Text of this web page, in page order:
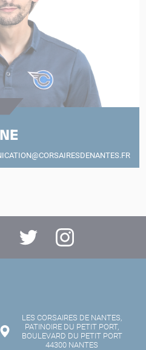
LES CORSAIRES DE NANTES,
PATINOIRE DU PETIT PORT,
BOULEVARD DU PETIT PORT
44300 NANTES